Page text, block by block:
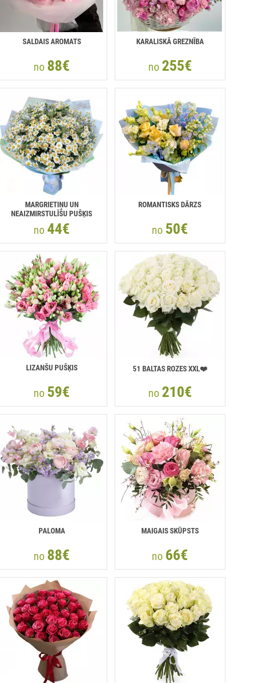
SALDAIS AROMATS
no 88€
KARALISKĀ GREZNĪBA
no 255€
MARGRIETIŅU UN
NEAIZMIRSTULĪŠU PUŠĶIS
no 44€
ROMANTISKS DĀRZS
no 50€
LIZANŠU PUŠĶIS
no 59€
51 BALTAS ROZES XXL❤️
no 210€
PALOMA
no 88€
MAIGAIS SKŪPSTS
no 66€